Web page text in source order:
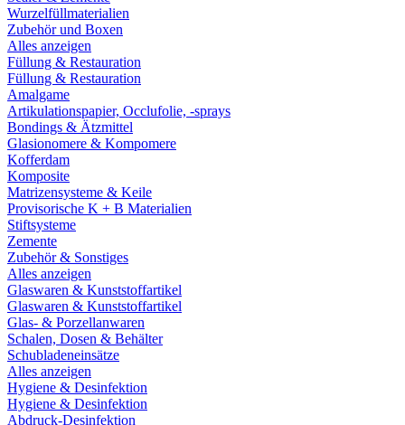
Wurzelfüllmaterialien
Zubehör und Boxen
Alles anzeigen
Füllung & Restauration
Füllung & Restauration
Amalgame
Artikulationspapier, Occlufolie, -sprays
Bondings & Ätzmittel
Glasionomere & Kompomere
Kofferdam
Komposite
Matrizensysteme & Keile
Provisorische K + B Materialien
Stiftsysteme
Zemente
Zubehör & Sonstiges
Alles anzeigen
Glaswaren & Kunststoffartikel
Glaswaren & Kunststoffartikel
Glas- & Porzellanwaren
Schalen, Dosen & Behälter
Schubladeneinsätze
Alles anzeigen
Hygiene & Desinfektion
Hygiene & Desinfektion
Abdruck-Desinfektion